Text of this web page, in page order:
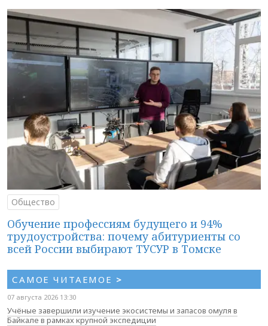
Общество
Обучение профессиям будущего и 94%
трудоустройства: почему абитуриенты со
всей России выбирают ТУСУР в Томске
САМОЕ ЧИТАЕМОЕ >
07 августа 2026 13:30
Учёные завершили изучение экосистемы и запасов омуля в
Байкале в рамках крупной экспедиции